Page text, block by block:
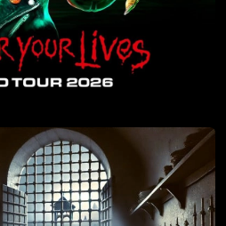
em outros líderes para
como “uma das marcas